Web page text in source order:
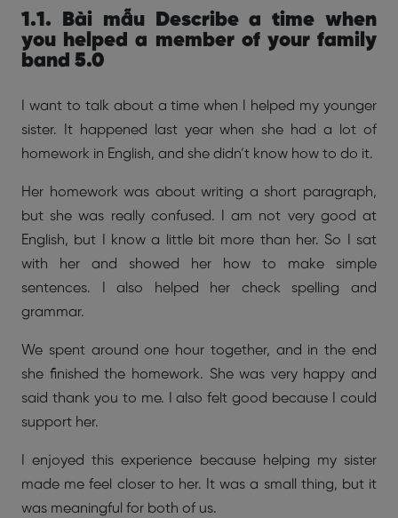
1.1. Bài mẫu Describe a time when
you helped a member of your family
band 5.0
I want to talk about a time when I helped my younger
sister. It happened last year when she had a lot of
homework in English, and she didn’t know how to do it.
Her homework was about writing a short paragraph,
but she was really confused. I am not very good at
English, but I know a little bit more than her. So I sat
with her and showed her how to make simple
sentences. I also helped her check spelling and
grammar.
We spent around one hour together, and in the end
she finished the homework. She was very happy and
said thank you to me. I also felt good because I could
support her.
I enjoyed this experience because helping my sister
made me feel closer to her. It was a small thing, but it
was meaningful for both of us.